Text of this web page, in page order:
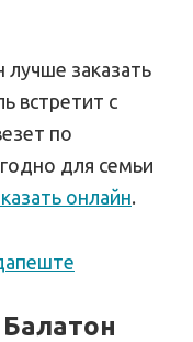
заказать
встретит с
по
для семьи
онлайн.